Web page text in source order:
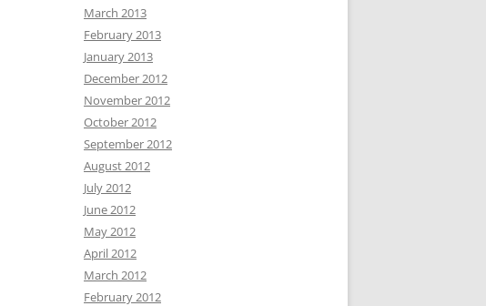
March 2013
February 2013
January 2013
December 2012
November 2012
October 2012
September 2012
August 2012
July 2012
June 2012
May 2012
April 2012
March 2012
February 2012